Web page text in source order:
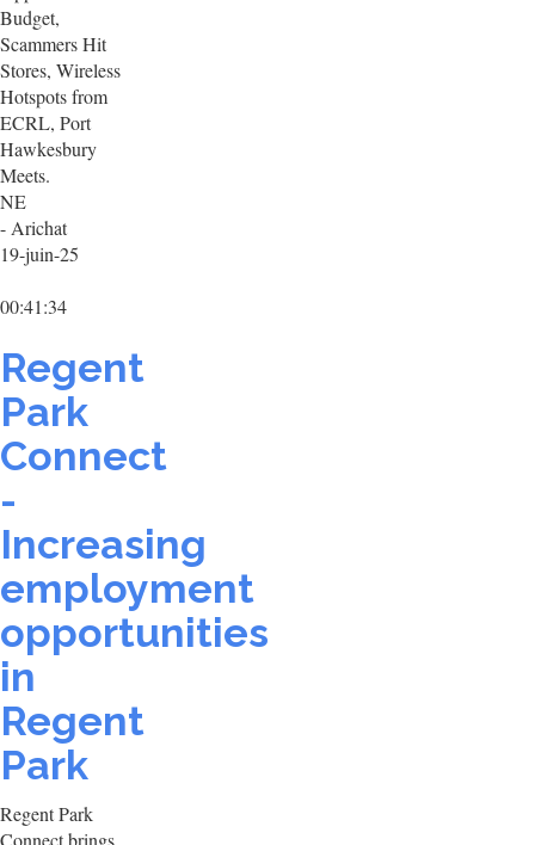
Budget,
Scammers Hit
Stores, Wireless
Hotspots from
ECRL, Port
Hawkesbury
Meets.
NE
- Arichat
19-juin-25
00:41:34
Regent
Park
Connect
-
Increasing
employment
opportunities
in
Regent
Park
Regent Park